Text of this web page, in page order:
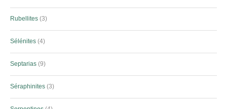
Rubellites 3
Sélénites 4
Septarias 9
Séraphinites 3